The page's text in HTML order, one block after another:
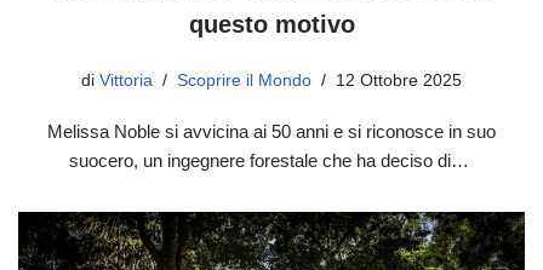
questo motivo
di Vittoria Scoprire il Mondo 12 Ottobre 2025
Melissa Noble si avvicina ai 50 anni e si riconosce in suo
suocero, un ingegnere forestale che ha deciso di…